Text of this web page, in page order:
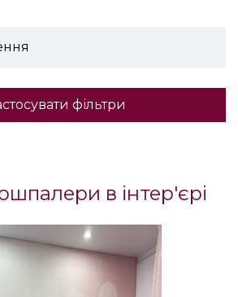
фільтри
в інтер'єрі